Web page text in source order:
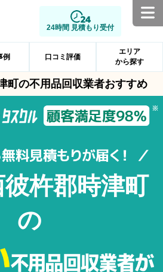
24時間 見積もり受付
例 口コミ評価
エリア
から探す
町の不用品回収業者おすすめ
杵郡時津町
の